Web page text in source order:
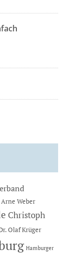
Arne Weber
Christoph
Olaf Krüger
Hamburger